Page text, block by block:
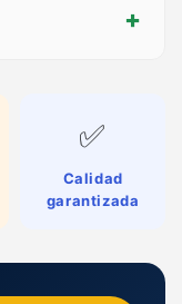
+
✅
Calidad
garantizada